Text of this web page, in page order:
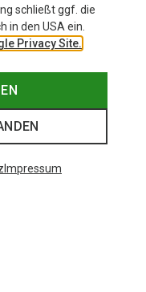
schließt ggf. die
in den USA ein.
Privacy Site.
Impressum